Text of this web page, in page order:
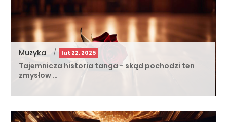
Muzyka / lut 22, 2025
Tajemnicza historia tanga - skąd pochodzi ten
zmysłow …